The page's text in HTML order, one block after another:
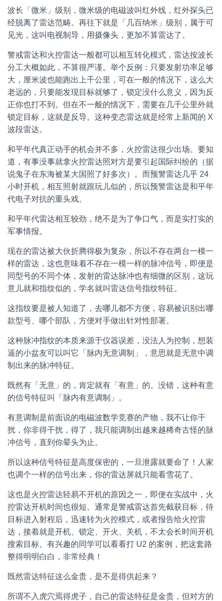
波长「微米」级别，微米级的电磁波叫红外线，红外探头已
经脱离了雷达范畴。再往下就是「几百纳米」级别，属于可
见光，这叫电视制导，用摄像头，更加不算雷达了。
警戒雷达和火控雷达一般都可以相互转化模式，雷达按波长
分工大概如此，不算很严谨。举个反例：只要发射功率足够
大，厘米波也能跑出上千公里，可在一般的情况下，这么大
老远的，只要能发现目标就够了，锁定没什么意义，因为反
正你也打不到。但在不一般的情况下，需要在几千公里外就
锁定目标，这就是反导。这种变态雷达就是经常上新闻的 X
波段雷达。
和平年代真正动手的机会并不多，火控雷达很少出场。要知
道，有事没事就拿火控雷达照对方是要引起国际纠纷的（据
说鬼子在东海被某大国照了好多次）。而预警雷达几乎 24
小时开机，相互照射就跟玩儿似的，所以预警雷达是和平年
代电子对抗的重头戏。
和平年代雷达相互较劲，绝不是为了争口气，而是实打实的
军事情报。
现在的雷达被大伙折腾得极为复杂，所以不存在两台一模一
样的雷达，这也意味着不存在一模一样的脉冲信号，即便是
同型号的不同个体，发射的雷达脉冲也有细微的区别，这玩
意儿就和指纹似的，学名就叫雷达信号指纹特征。
这指纹要是被人知道了，去哪儿都不方便，容易被识别出哪
款型号、哪个部队，方便对手做出针对性部署。
这种脉冲指纹的本质来源于仪器误差，没法人为控制，想装
逼的小盆友可以叫它「脉内无意调制」，意思就是无意中调
制出来的脉冲特征。
既然有「无意」的，肯定就有「有意」的。没错，这种有意
的信号特征叫「脉内有意调制」。
有意调制是前面说的电磁波数学竞赛的产物，我不让你干
扰，你非得干扰，得了，我只能调制出越来越稀奇古怪的脉
冲信号，直到你晕头为止。
所以这种信号特征是高度保密的，一旦泄露就要命了！人家
也调个一样的信号出来，你的雷达屏就只能看雪花了。
这也是火控雷达轻易不开机的原因之一，即便在实战中，火
控雷达开机时间也很短。通常是警戒雷达首先截获目标，待
目标进入射程后，迅速转为火控模式，或者报告给火控雷
达，接着就是开机、锁定、开火、关机，不太会长时间开机
搜索目标。有兴趣的同学可以看看打 U2 的案例，把这套路
整得明明白白，非常经典！
既然雷达特征这么金贵，是不是得供起来？
所谓不入虎穴焉得虎子，自己的雷达特征是金贵，但对方的